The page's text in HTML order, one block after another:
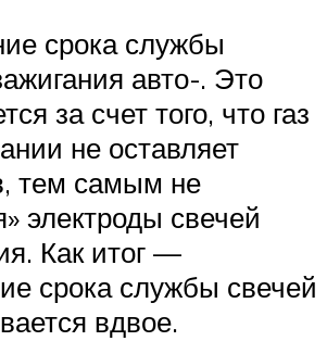
срока службы
авто-. Это
за счет того, что газ
не оставляет
тем самым не
электроды свечей
Как итог —
срока службы свечей
вдвое.